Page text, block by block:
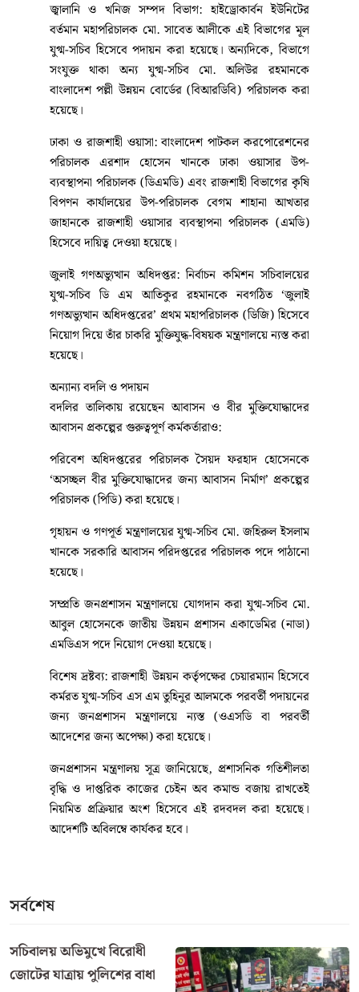
জ্বালানি ও খনিজ সম্পদ বিভাগ: হাইড্রোকার্বন ইউনিটের
বর্তমান মহাপরিচালক মো. সাবেত আলীকে এই বিভাগের মূল
যুগ্ম-সচিব হিসেবে পদায়ন করা হয়েছে। অন্যদিকে, বিভাগে
সংযুক্ত থাকা অন্য যুগ্ম-সচিব মো. অলিউর রহমানকে
বাংলাদেশ পল্লী উন্নয়ন বোর্ডের (বিআরডিবি) পরিচালক করা
হয়েছে।
ঢাকা ও রাজশাহী ওয়াসা: বাংলাদেশ পাটকল করপোরেশনের
পরিচালক এরশাদ হোসেন খানকে ঢাকা ওয়াসার উপ-
ব্যবস্থাপনা পরিচালক (ডিএমডি) এবং রাজশাহী বিভাগের কৃষি
বিপণন কার্যালয়ের উপ-পরিচালক বেগম শাহানা আখতার
জাহানকে রাজশাহী ওয়াসার ব্যবস্থাপনা পরিচালক (এমডি)
হিসেবে দায়িত্ব দেওয়া হয়েছে।
জুলাই গণঅভ্যুত্থান অধিদপ্তর: নির্বাচন কমিশন সচিবালয়ের
যুগ্ম-সচিব ডি এম আতিকুর রহমানকে নবগঠিত ‘জুলাই
গণঅভ্যুত্থান অধিদপ্তরের’ প্রথম মহাপরিচালক (ডিজি) হিসেবে
নিয়োগ দিয়ে তাঁর চাকরি মুক্তিযুদ্ধ-বিষয়ক মন্ত্রণালয়ে ন্যস্ত করা
হয়েছে।
অন্যান্য বদলি ও পদায়ন
বদলির তালিকায় রয়েছেন আবাসন ও বীর মুক্তিযোদ্ধাদের
আবাসন প্রকল্পের গুরুত্বপূর্ণ কর্মকর্তারাও:
পরিবেশ অধিদপ্তরের পরিচালক সৈয়দ ফরহাদ হোসেনকে
‘অসচ্ছল বীর মুক্তিযোদ্ধাদের জন্য আবাসন নির্মাণ’ প্রকল্পের
পরিচালক (পিডি) করা হয়েছে।
গৃহায়ন ও গণপূর্ত মন্ত্রণালয়ের যুগ্ম-সচিব মো. জহিরুল ইসলাম
খানকে সরকারি আবাসন পরিদপ্তরের পরিচালক পদে পাঠানো
হয়েছে।
সম্প্রতি জনপ্রশাসন মন্ত্রণালয়ে যোগদান করা যুগ্ম-সচিব মো.
আবুল হোসেনকে জাতীয় উন্নয়ন প্রশাসন একাডেমির (নাডা)
এমডিএস পদে নিয়োগ দেওয়া হয়েছে।
বিশেষ দ্রষ্টব্য: রাজশাহী উন্নয়ন কর্তৃপক্ষের চেয়ারম্যান হিসেবে
কর্মরত যুগ্ম-সচিব এস এম তুহিনুর আলমকে পরবর্তী পদায়নের
জন্য জনপ্রশাসন মন্ত্রণালয়ে ন্যস্ত (ওএসডি বা পরবর্তী
আদেশের জন্য অপেক্ষা) করা হয়েছে।
জনপ্রশাসন মন্ত্রণালয় সূত্র জানিয়েছে, প্রশাসনিক গতিশীলতা
বৃদ্ধি ও দাপ্তরিক কাজের চেইন অব কমান্ড বজায় রাখতেই
নিয়মিত প্রক্রিয়ার অংশ হিসেবে এই রদবদল করা হয়েছে।
আদেশটি অবিলম্বে কার্যকর হবে।
সর্বশেষ
সচিবালয় অভিমুখে বিরোধী
জোটের যাত্রায় পুলিশের বাধা